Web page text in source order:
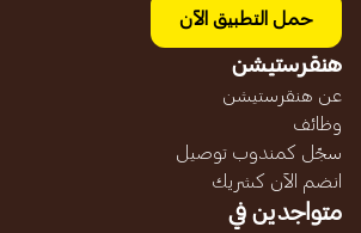
حمل التطبيق الآن
هنقرستيشن
عن هنقرستيشن
وظائف
سجّل كمندوب توصيل
انضم الآن كشريك
متواجدين في